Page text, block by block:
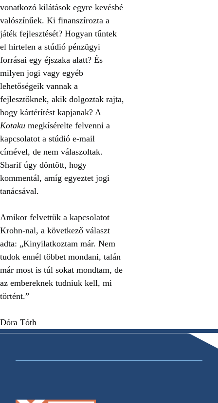
vonatkozó kilátások egyre kevésbé
valószínűek. Ki finanszírozta a
játék fejlesztését? Hogyan tűntek
el hirtelen a stúdió pénzügyi
forrásai egy éjszaka alatt? És
milyen jogi vagy egyéb
lehetőségeik vannak a
fejlesztőknek, akik dolgoztak rajta,
hogy kártérítést kapjanak? A
Kotaku megkísérelte felvenni a
kapcsolatot a stúdió e-mail
címével, de nem válaszoltak.
Sharif úgy döntött, hogy
kommentál, amíg egyeztet jogi
tanácsával.
Amikor felvettük a kapcsolatot
Krohn-nal, a következő választ
adta: „Kinyilatkoztam már. Nem
tudok ennél többet mondani, talán
már most is túl sokat mondtam, de
az embereknek tudniuk kell, mi
történt.”
Dóra Tóth